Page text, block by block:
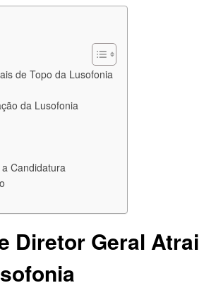
de Topo da Lusofonia
da Lusofonia
Candidatura
Diretor Geral Atrai